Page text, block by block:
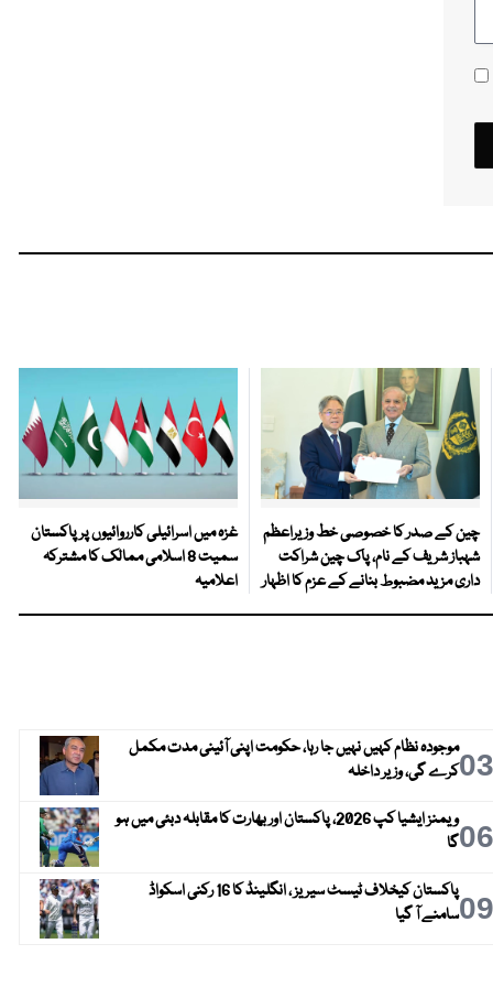
چین کے صدر کا خصوصی خط وزیراعظم
شہباز شریف کے نام، پاک چین شراکت
داری مزید مضبوط بنانے کے عزم کا اظہار
غزہ میں اسرائیلی کارروائیوں پر پاکستان
سمیت 8 اسلامی ممالک کا مشترکہ
اعلامیہ
03موجودہ نظام کہیں نہیں جا رہا، حکومت اپنی آئینی مدت مکمل
کرے گی، وزیر داخلہ
06
ویمنز ایشیا کپ 2026، پاکستان اور بھارت کا مقابلہ دبئی میں ہو
گا
09
پاکستان کیخلاف ٹیسٹ سیریز ، انگلینڈ کا 16 رکنی اسکواڈ
سامنے آ گیا